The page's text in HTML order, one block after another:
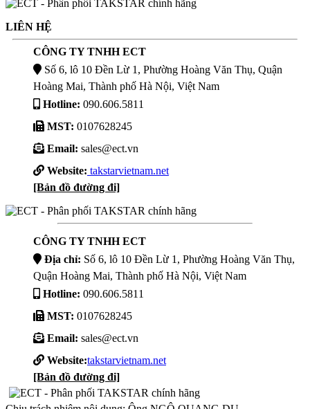
LIÊN HỆ
CÔNG TY TNHH ECT
Số 6, lô 10 Đền Lừ 1, Phường Hoàng Văn Thụ, Quận
Hoàng Mai, Thành phố Hà Nội, Việt Nam
Hotline: 090.606.5811
MST: 0107628245
Email: sales@ect.vn
Website: takstarvietnam.net
[Bản đồ đường đi]
CÔNG TY TNHH ECT
Địa chỉ: Số 6, lô 10 Đền Lừ 1, Phường Hoàng Văn Thụ,
Quận Hoàng Mai, Thành phố Hà Nội, Việt Nam
Hotline: 090.606.5811
MST: 0107628245
Email: sales@ect.vn
Website:takstarvietnam.net
[Bản đồ đường đi]